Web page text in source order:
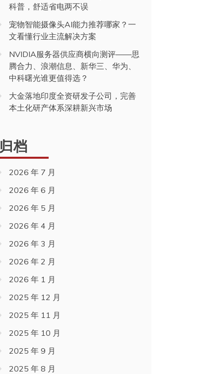
科普，舒适省电两不误
宠物智能摄像头AI能力推荐哪家？一
文看懂行业主流解决方案
NVIDIA服务器供应商横向测评——思
腾合力、浪潮信息、新华三、华为、
中科曙光谁更值得选？
大金落地印度全资研发子公司，完善
本土化研产体系深耕新兴市场
归档
2026 年 7 月
2026 年 6 月
2026 年 5 月
2026 年 4 月
2026 年 3 月
2026 年 2 月
2026 年 1 月
2025 年 12 月
2025 年 11 月
2025 年 10 月
2025 年 9 月
2025 年 8 月